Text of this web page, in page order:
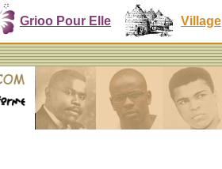
Grioo Pour Elle Village